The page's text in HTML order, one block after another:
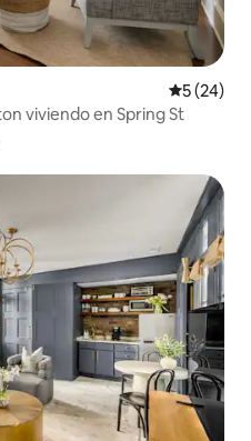
5 (24)
viviendo en Spring St